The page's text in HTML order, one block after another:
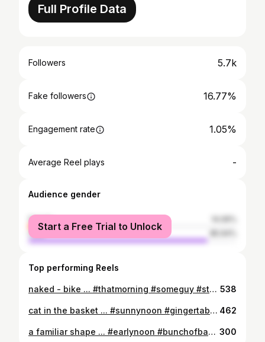
Full Profile Data
Followers 5.7k
Fake followers 16.77%
Engagement rate 1.05%
Average Reel plays -
Audience gender
female
male
Start a Free Trial to Unlock
Top performing Reels
naked - bike ... #thatmorning #someguy #stoppingawhile #nakedbike #coverless #strangelook #doesntmindatall #foundfootage #filmrolls 🎦 #35mm #fujifilmneopanacros100 #monochromatic #purpletint #lowcontrast #cinematic 🎬 🎥 #minimal #vintage #retro #1996ish #canadian 🇨🇦 #vietnamese 🇻🇳 #contemporary #classic #travelphotography 📷 #concept #inspiration 💟 #xegatrần #nétthúvịriêng #trongkhoảnhkhắc #tưliệuquý 538
cat in the basket ... #sunnynoon #gingertabbycat #sittingup #plasticbasket #handmaderetailer #innocenteyes #brightorange #filmrolls 🎦 #70mm #fujifilmsuperia100 #sepiatreated #cinematic 🎬 🎥 #minimal #vintage #retro #1992ish #french 🇫🇷 #vietnamese 🇻🇳 #contemporary #classic #petphotography 📷 #concept #inspiration 💟 #mèomướpvàng #sưởinắng #rổnhựacũ #thânquen #dễthươngđángyêu 462
a familiar shape ... #earlynoon #bunchofbananas #highvoltagepole #lookingclosely #familiarshape #sweetandcurvy #signaturemarks #unlikely #filmrolls 🎦 #35mm #ilfordhp5plus100 #sepiatreated #highcontrast #cinematic 🎬 🎥 #minimal #vintage #retro #1991ish #british 🇬🇧 #vietnamese 🇻🇳 #contemporary #classic #streetphotography 📷 #concept #inspiration 💟 #buồngchuốichín #bàybán #cộtđiệnđầuphố #lạmàquen 300